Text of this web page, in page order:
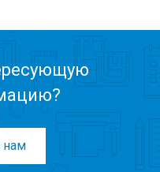
нам